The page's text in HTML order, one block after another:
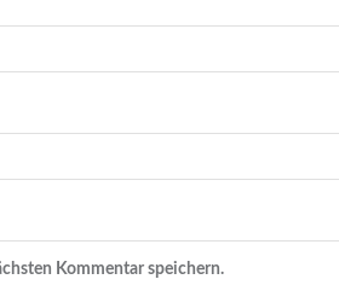
Kommentar speichern.